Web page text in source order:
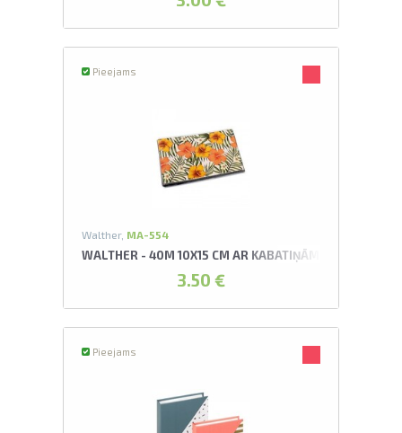
Pieejams
Walther, MA-554
WALTHER - 40M 10X15 CM AR KABATIŅĀM FLOWERS
3.50 €
Pieejams